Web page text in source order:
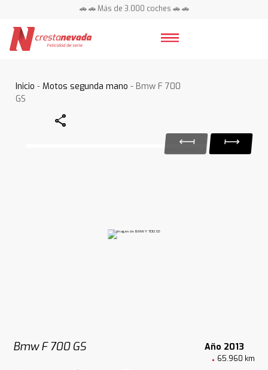
🚗 🚗 Más de 3.000 coches 🚗 🚗
Inicio -Motos segunda mano - Bmw F 700
GS
Share
Bmw F 700 GS Año 2013
65.960 km